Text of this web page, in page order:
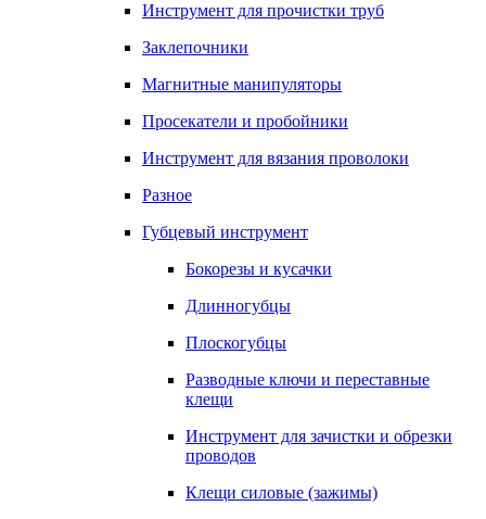
Инструмент для прочистки труб
Заклепочники
Магнитные манипуляторы
Просекатели и пробойники
Инструмент для вязания проволоки
Разное
Губцевый инструмент
Бокорезы и кусачки
Длинногубцы
Плоскогубцы
Разводные ключи и переставные
клещи
Инструмент для зачистки и обрезки
проводов
Клещи силовые (зажимы)